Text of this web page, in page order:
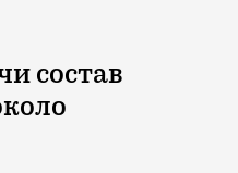
где можно
или просто
панорамные
состав